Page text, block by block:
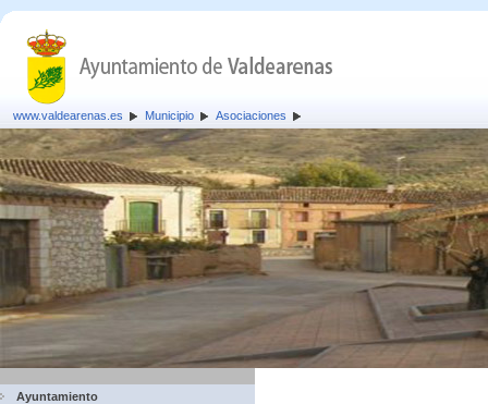
www.valdearenas.es Municipio Asociaciones
Ayuntamiento